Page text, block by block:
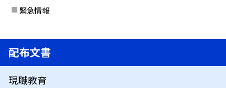
緊急情報
配布文書
現職教育